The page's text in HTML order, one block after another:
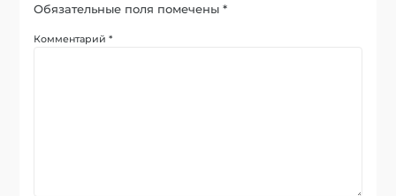
Обязательные поля помечены*
Комментарий*